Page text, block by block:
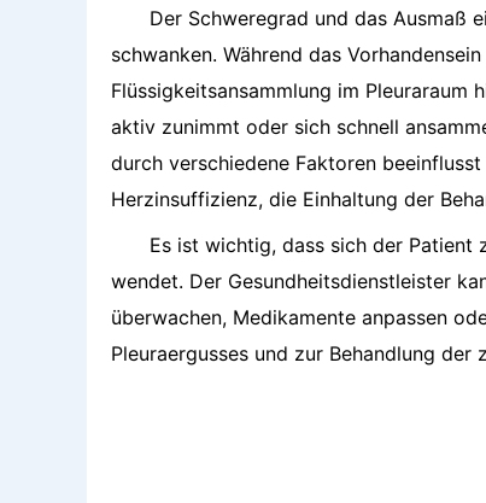
Der Schweregrad und das Ausmaß
schwanken. Während das
Flüssigkeitsansammlung im
aktiv zunimmt oder sich schnell
durch verschiedene Faktoren
Herzinsuffizienz, die Einhaltung der
Es ist wichtig, dass sich der Patient
wendet. Der Gesundheitsdienstleister
überwachen, Medikamente anpassen
Pleuraergusses und zur Behandlung der